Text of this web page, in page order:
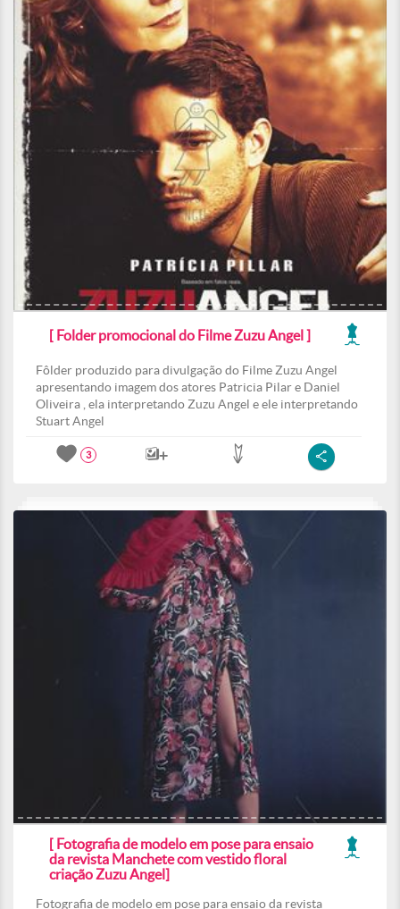
[ Folder promocional do Filme Zuzu Angel ]
Fôlder produzido para divulgação do Filme Zuzu Angel
apresentando imagem dos atores Patricia Pilar e Daniel
Oliveira , ela interpretando Zuzu Angel e ele interpretando
Stuart Angel
3
[ Fotografia de modelo em pose para ensaio
da revista Manchete com vestido floral
criação Zuzu Angel]
Fotografia de modelo em pose para ensaio da revista